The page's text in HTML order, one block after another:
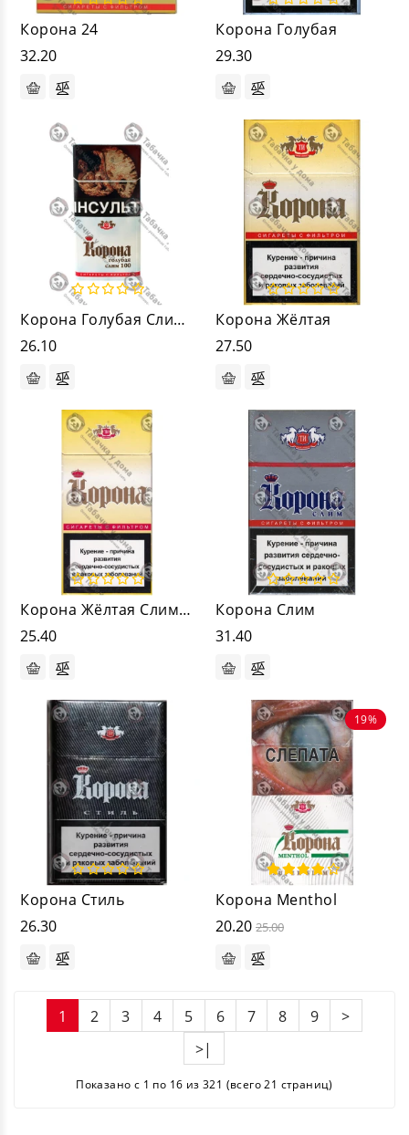
Корона 24
32.20
Корона Голубая
29.30
Корона Голубая Слим 100
26.10
Корона Жёлтая
27.50
Корона Жёлтая Слим 100
25.40
Корона Слим
31.40
Корона Стиль
26.30
19%
Корона Menthol
20.20 25.00
1 2 3 4 5 6 7 8 9
>
>|
Показано с 1 по 16 из 321 (всего 21 страниц)